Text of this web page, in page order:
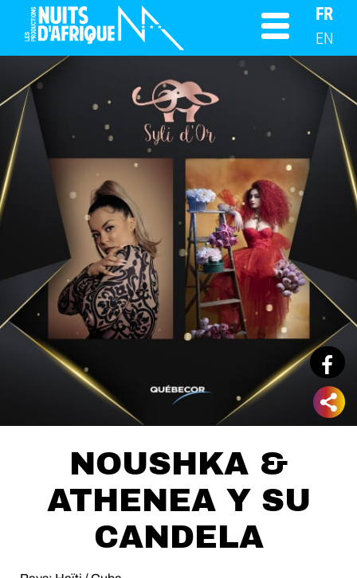
FR
EN
NOUSHKA &
ATHENEA Y SU
CANDELA